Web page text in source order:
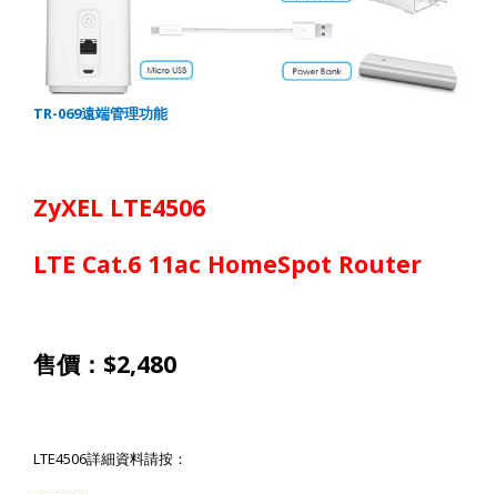
TR-069遠端管理功能
ZyXEL LTE4506
LTE Cat.6 11ac HomeSpot Router
售價： $2,480
LTE4506詳細資料請按：